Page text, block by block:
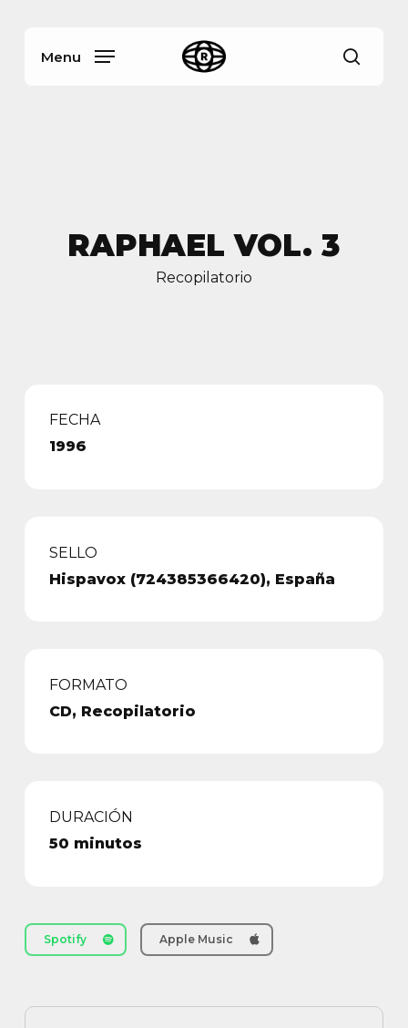
Menu
RAPHAEL VOL. 3
Recopilatorio
FECHA
1996
SELLO
Hispavox (724385366420), España
FORMATO
CD, Recopilatorio
DURACIÓN
50 minutos
Spotify Apple Music